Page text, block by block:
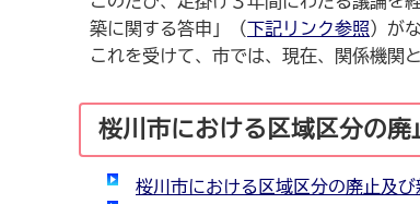
築に関する答申」（下記リンク参照）が
これを受けて、市では、現在、関係機関
桜川市における区域区分の
桜川市における区域区分の廃止及